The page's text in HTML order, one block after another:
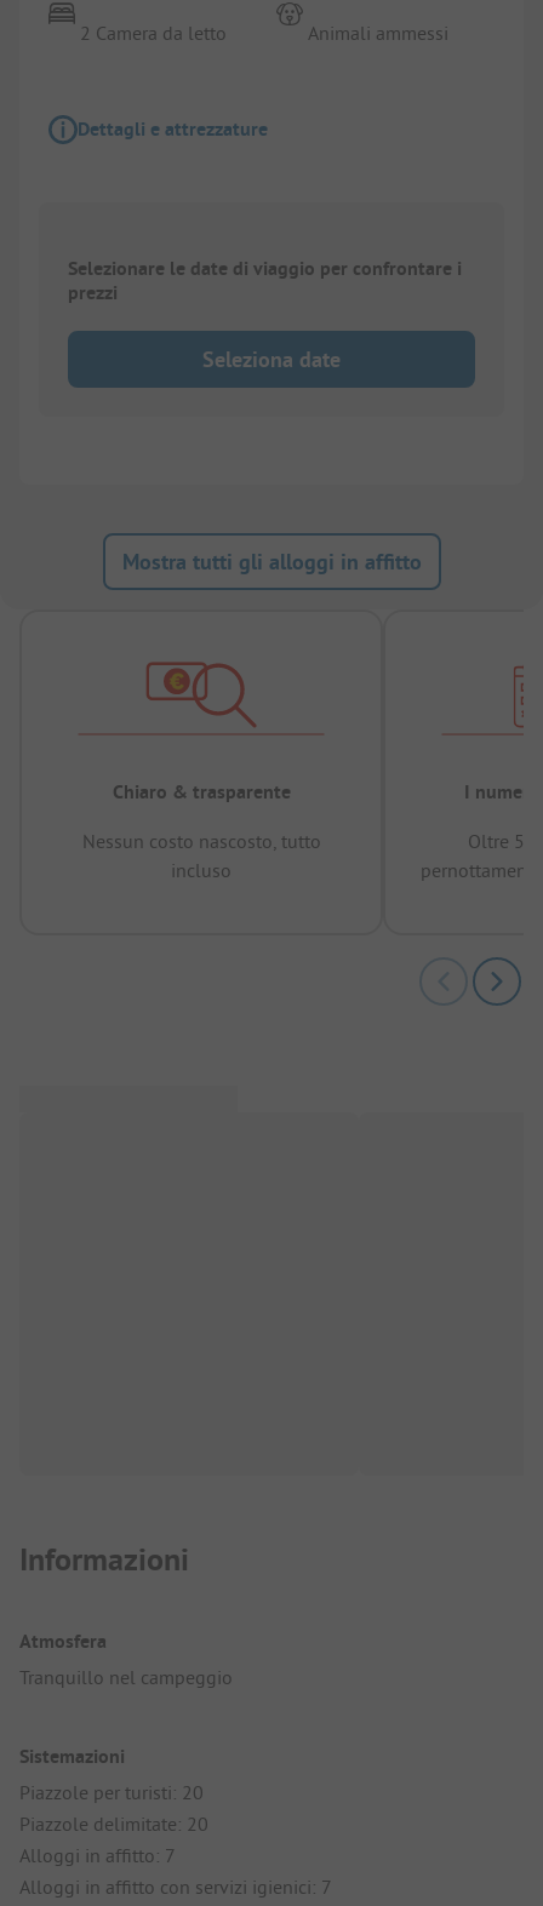
2 Camera da letto Animali ammessi
Dettagli e attrezzature
Selezionare le date di viaggio per confrontare i
prezzi
Seleziona date
Mostra tutti gli alloggi in affitto
Chiaro & trasparente
Nessun costo nascosto, tutto
incluso
I numeri
Oltre
Informazioni
Atmosfera
Tranquillo nel campeggio
Sistemazioni
Piazzole per turisti: 20
Piazzole delimitate: 20
Alloggi in affitto: 7
Alloggi in affitto con servizi igienici: 7